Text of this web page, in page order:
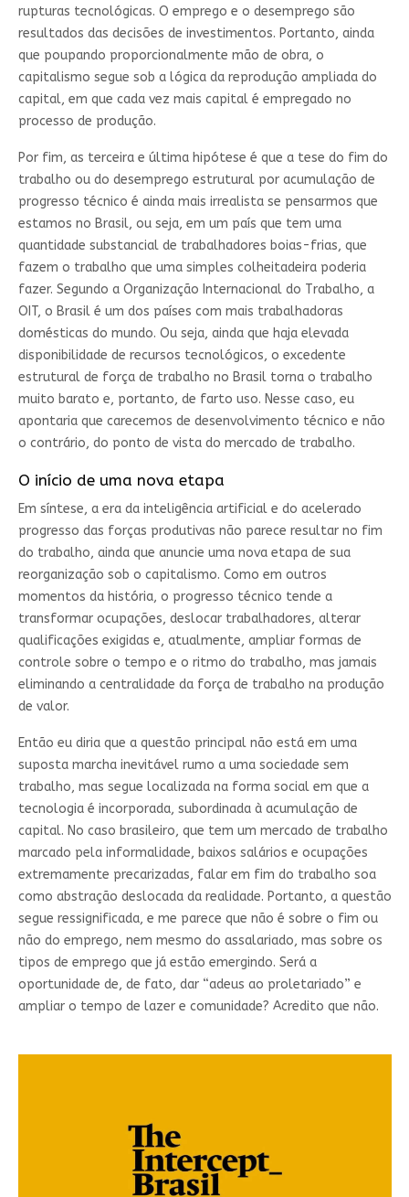
rupturas tecnológicas. O emprego e o desemprego são
resultados das decisões de investimentos. Portanto, ainda
que poupando proporcionalmente mão de obra, o
capitalismo segue sob a lógica da reprodução ampliada do
capital, em que cada vez mais capital é empregado no
processo de produção.
Por fim, as terceira e última hipótese é que a tese do fim do
trabalho ou do desemprego estrutural por acumulação de
progresso técnico é ainda mais irrealista se pensarmos que
estamos no Brasil, ou seja, em um país que tem uma
quantidade substancial de trabalhadores boias-frias, que
fazem o trabalho que uma simples colheitadeira poderia
fazer. Segundo a Organização Internacional do Trabalho, a
OIT, o Brasil é um dos países com mais trabalhadoras
domésticas do mundo. Ou seja, ainda que haja elevada
disponibilidade de recursos tecnológicos, o excedente
estrutural de força de trabalho no Brasil torna o trabalho
muito barato e, portanto, de farto uso. Nesse caso, eu
apontaria que carecemos de desenvolvimento técnico e não
o contrário, do ponto de vista do mercado de trabalho.
O início de uma nova etapa
Em síntese, a era da inteligência artificial e do acelerado
progresso das forças produtivas não parece resultar no fim
do trabalho, ainda que anuncie uma nova etapa de sua
reorganização sob o capitalismo. Como em outros
momentos da história, o progresso técnico tende a
transformar ocupações, deslocar trabalhadores, alterar
qualificações exigidas e, atualmente, ampliar formas de
controle sobre o tempo e o ritmo do trabalho, mas jamais
eliminando a centralidade da força de trabalho na produção
de valor.
Então eu diria que a questão principal não está em uma
suposta marcha inevitável rumo a uma sociedade sem
trabalho, mas segue localizada na forma social em que a
tecnologia é incorporada, subordinada à acumulação de
capital. No caso brasileiro, que tem um mercado de trabalho
marcado pela informalidade, baixos salários e ocupações
extremamente precarizadas, falar em fim do trabalho soa
como abstração deslocada da realidade. Portanto, a questão
segue ressignificada, e me parece que não é sobre o fim ou
não do emprego, nem mesmo do assalariado, mas sobre os
tipos de emprego que já estão emergindo. Será a
oportunidade de, de fato, dar “adeus ao proletariado” e
ampliar o tempo de lazer e comunidade? Acredito que não.